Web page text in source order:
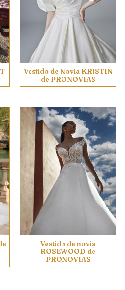
Vestido de Novia KRISTIN
de PRONOVIAS
Vestido de novia
ROSEWOOD de
PRONOVIAS